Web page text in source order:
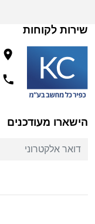
שירות לקוחות
הישארו מעודכנים
דואר אלקטרוני